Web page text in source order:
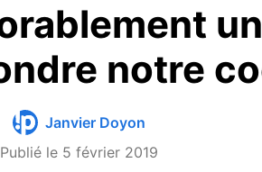
notre
Janvier Doyon
Publié le 5 février 2019